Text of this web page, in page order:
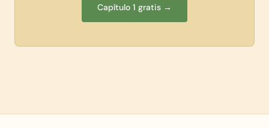
Capítulo 1 gratis →